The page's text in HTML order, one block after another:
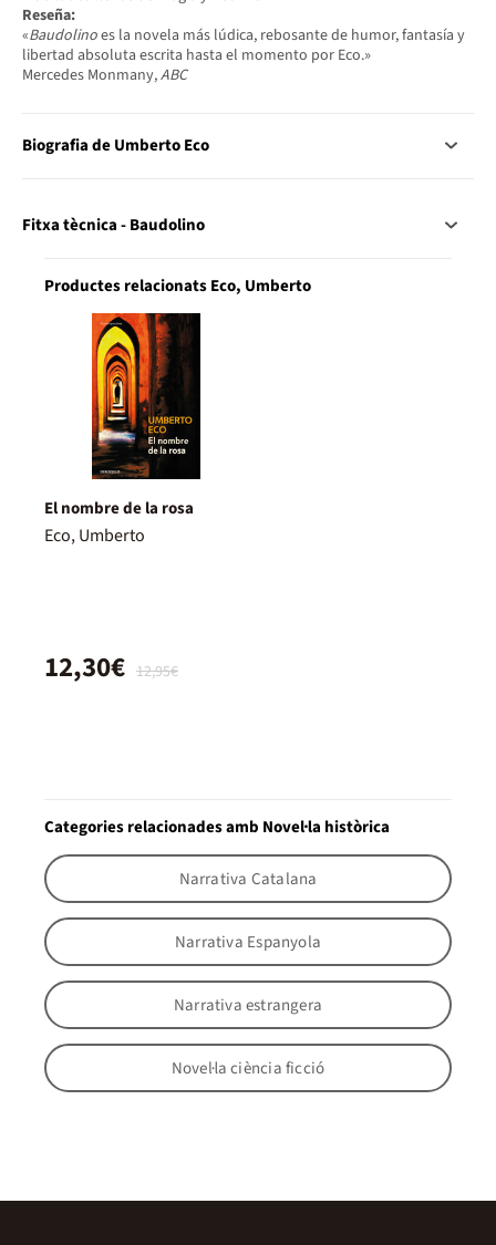
Reseña:
«Baudolinoes la novela más lúdica, rebosante de humor, fantasía y
libertad absoluta escrita hasta el momento por Eco.»
Mercedes Monmany,ABC
Biografia de Umberto Eco
Fitxa tècnica - Baudolino
Productes relacionats Eco, Umberto
El nombre de la rosa
Eco, Umberto
12,95€
12,30€
Categories relacionades amb Novel·la històrica
Narrativa Catalana
Narrativa Espanyola
Narrativa estrangera
Novel·la ciència ficció